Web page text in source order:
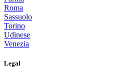
Roma
Sassuolo
Torino
Udinese
Venezia
Legal